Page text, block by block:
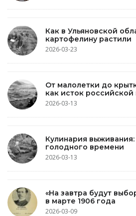
Как в Ульяновской
картофелину растили
2026-03-23
От малолетки до
как исток
2026-03-13
Кулинария
голодного времени
2026-03-13
«На завтра будут
в марте 1906 года
2026-03-09